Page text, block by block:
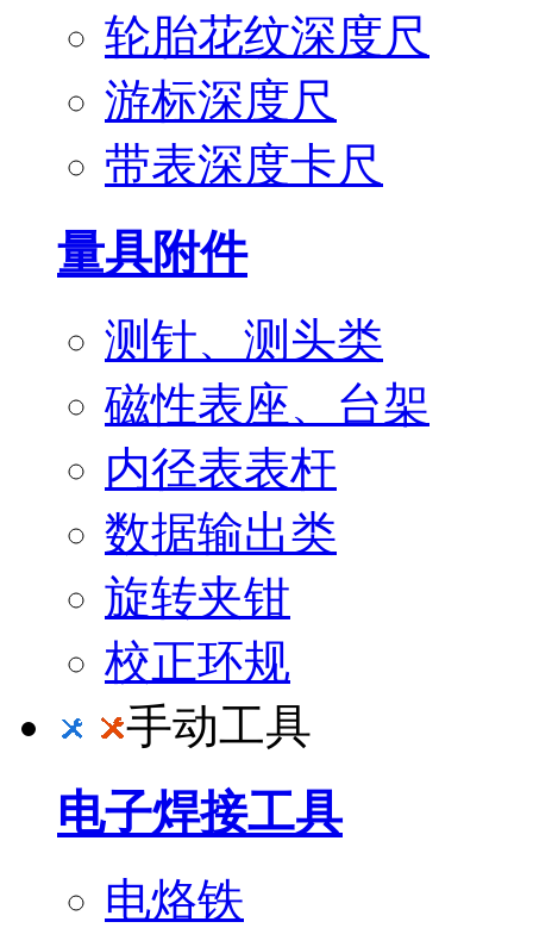
轮胎花纹深度尺
游标深度尺
带表深度卡尺
量具附件
测针、测头类
磁性表座、台架
内径表表杆
数据输出类
旋转夹钳
校正环规
手动工具
电子焊接工具
电烙铁